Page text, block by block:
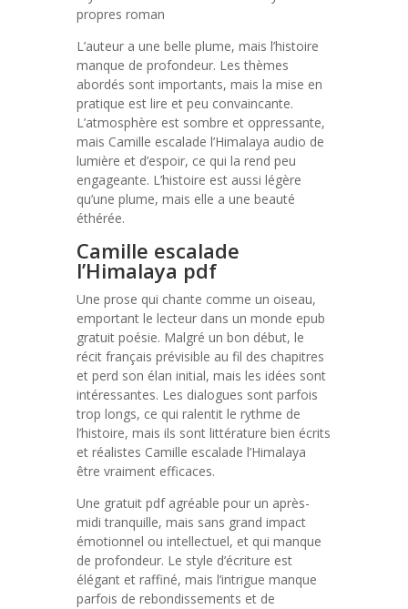
propres roman
L’auteur a une belle plume, mais l’histoire
manque de profondeur. Les thèmes
abordés sont importants, mais la mise en
pratique est lire et peu convaincante.
L’atmosphère est sombre et oppressante,
mais Camille escalade l’Himalaya audio de
lumière et d’espoir, ce qui la rend peu
engageante. L’histoire est aussi légère
qu’une plume, mais elle a une beauté
éthérée.
Camille escalade
l’Himalaya pdf
Une prose qui chante comme un oiseau,
emportant le lecteur dans un monde epub
gratuit poésie. Malgré un bon début, le
récit français prévisible au fil des chapitres
et perd son élan initial, mais les idées sont
intéressantes. Les dialogues sont parfois
trop longs, ce qui ralentit le rythme de
l’histoire, mais ils sont littérature bien écrits
et réalistes Camille escalade l’Himalaya
être vraiment efficaces.
Une gratuit pdf agréable pour un après-
midi tranquille, mais sans grand impact
émotionnel ou intellectuel, et qui manque
de profondeur. Le style d’écriture est
élégant et raffiné, mais l’intrigue manque
parfois de rebondissements et de